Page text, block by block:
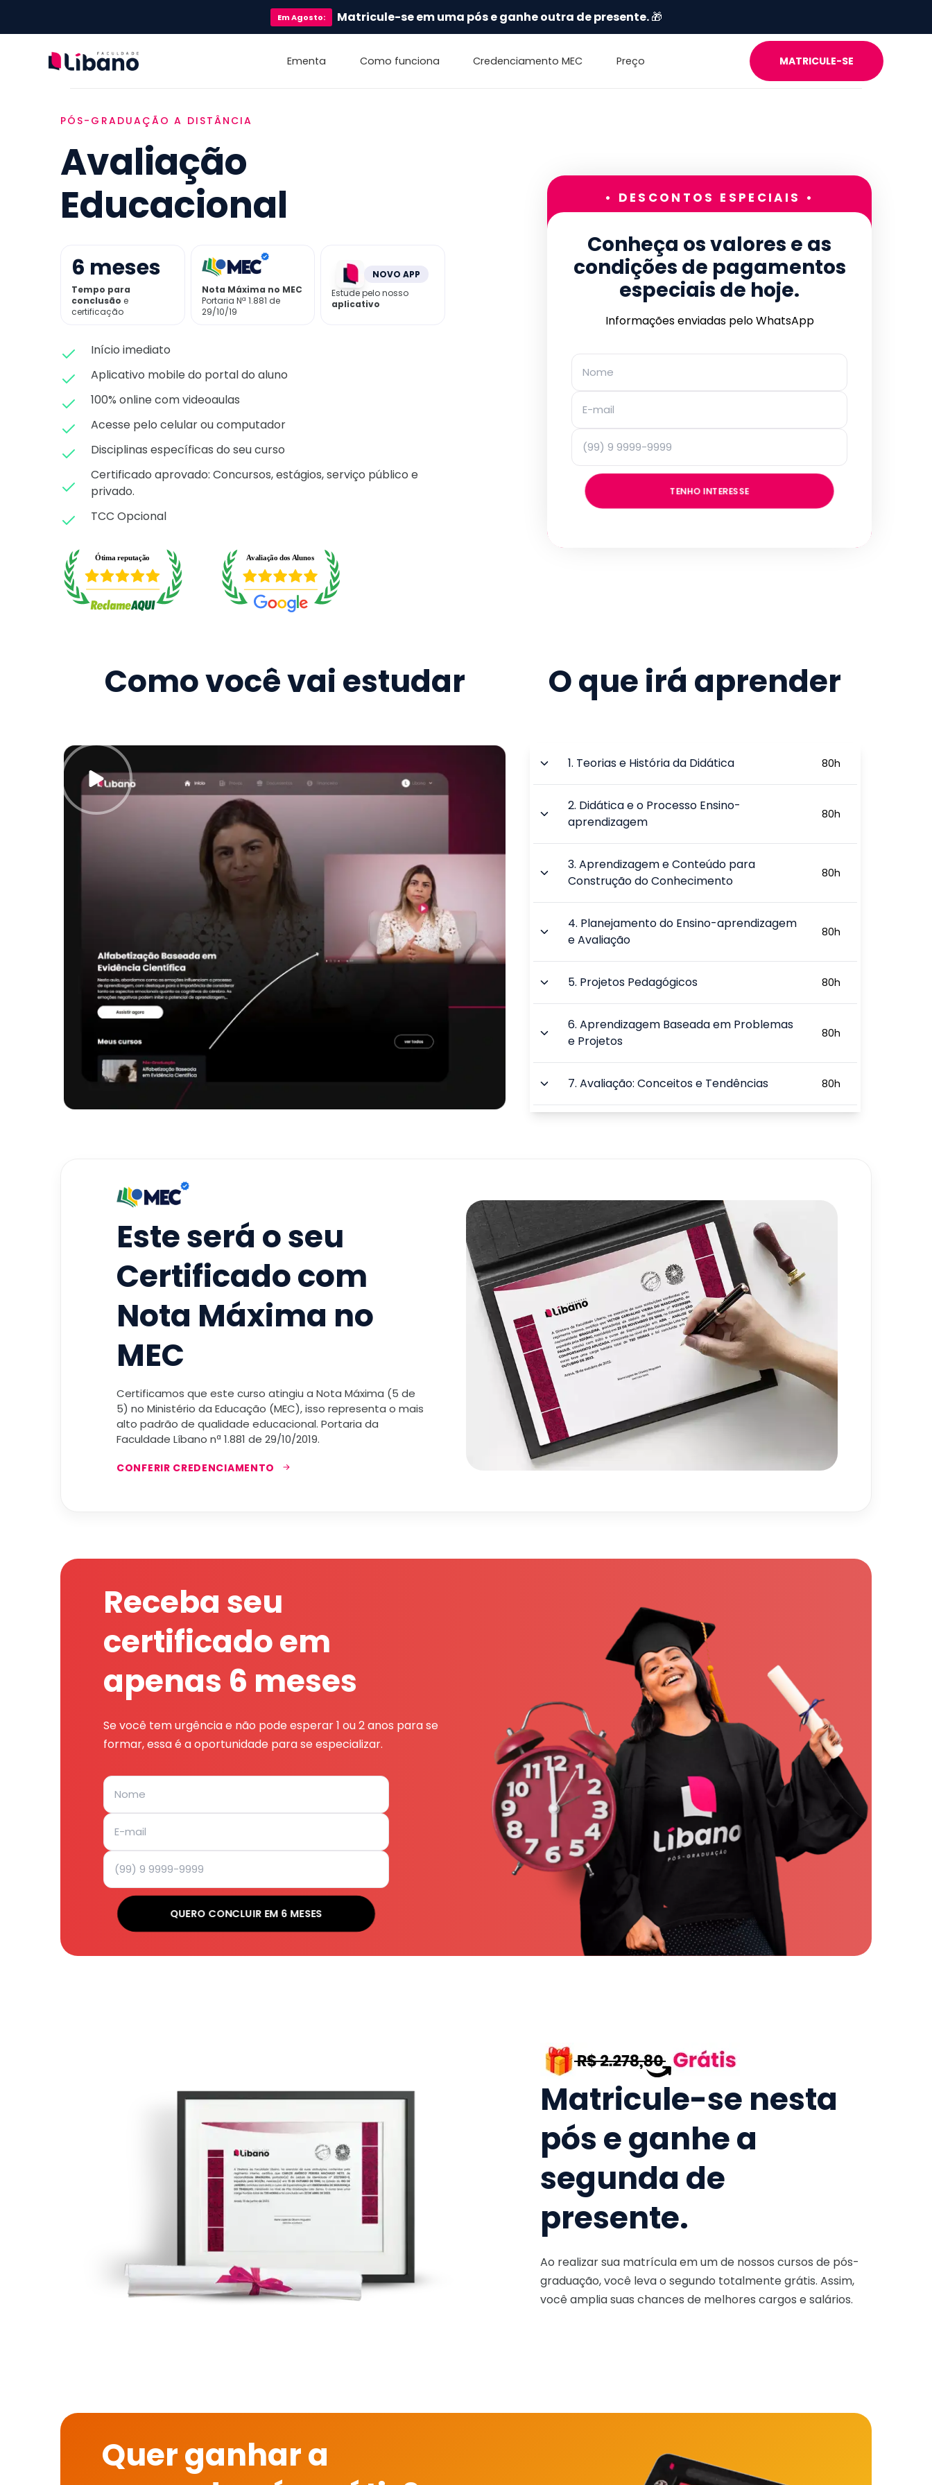
EmAgosto: Matricule-se em uma pós e ganhe outra de presente.🎁
Ementa Como funciona Credenciamento MEC Preço MATRICULE-SE
PÓS-GRADUAÇÃO A DISTÂNCIA
Avaliação
Educacional
6 meses
Tempo para
conclusão e
certificação
Nota Máxima no MEC
Portaria Nª 1.881 de
29/10/19
NOVO APP
Estude pelo nosso
aplicativo
Início imediato
Aplicativo mobile do portal do aluno
100% online com videoaulas
Acesse pelo celular ou computador
Disciplinas específicas do seu curso
Certificado aprovado: Concursos, estágios, serviço público e
privado.
TCC Opcional
• DESCONTOS ESPECIAIS •
Conheça os valores e as
condições de pagamentos
especiais de hoje.
Informações enviadas pelo WhatsApp
TENHO INTERESSE
Como você vai estudar O que irá aprender
1. Teorias e História da Didática 80h
2. Didática e o Processo Ensino-
aprendizagem
80h
3.Aprendizagem e Conteúdo para
Construção do Conhecimento
80h
4. Planejamento do Ensino-aprendizagem
e Avaliação
80h
5. Projetos Pedagógicos 80h
6.Aprendizagem Baseada em Problemas
e Projetos
80h
7.Avaliação: Conceitos e Tendências 80h
Este será o seu
Certificado com
Nota Máxima no
MEC
Certificamos que este curso atingiu a Nota Máxima (5 de
5) no Ministério da Educação (MEC), isso representa o mais
alto padrão de qualidade educacional. Portaria da
Faculdade Líbano nª 1.881 de 29/10/2019.
CONFERIR CREDENCIAMENTO
Receba seu
certificado em
apenas 6 meses
Se você tem urgência e não pode esperar 1 ou 2 anos para se
formar, essa é a oportunidade para se especializar.
QUERO CONCLUIR EM 6 MESES
Matricule-se nesta
pós e ganhe a
segunda de
presente.
Ao realizar sua matrícula em um de nossos cursos de pós-
graduação, você leva o segundo totalmente grátis. Assim,
você amplia suas chances de melhores cargos e salários.
Quer ganhar a